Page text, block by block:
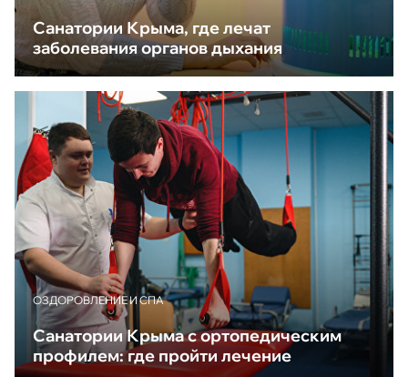
Санатории Крыма, где лечат
заболевания органов дыхания
ОЗДОРОВЛЕНИЕ И СПА
Санатории Крыма с ортопедическим
профилем: где пройти лечение